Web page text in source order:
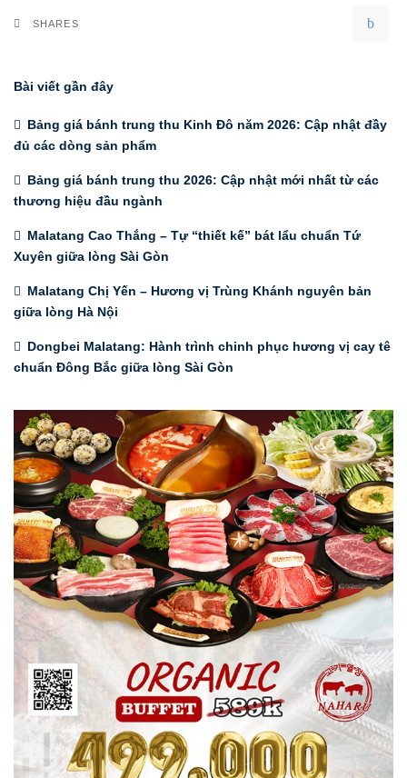
SHARES
Bài viết gần đây
Bảng giá bánh trung thu Kinh Đô năm 2026: Cập nhật đầy
đủ các dòng sản phẩm
Bảng giá bánh trung thu 2026: Cập nhật mới nhất từ các
thương hiệu đầu ngành
Malatang Cao Thắng – Tự “thiết kế” bát lẩu chuẩn Tứ
Xuyên giữa lòng Sài Gòn
Malatang Chị Yến – Hương vị Trùng Khánh nguyên bản
giữa lòng Hà Nội
Dongbei Malatang: Hành trình chinh phục hương vị cay tê
chuẩn Đông Bắc giữa lòng Sài Gòn